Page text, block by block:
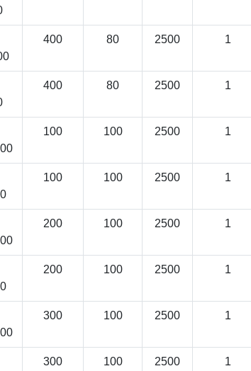
400 80 2500 1
400 80 2500 1
100 100 2500 1
100 100 2500 1
200 100 2500 1
200 100 2500 1
300 100 2500 1
300 100 2500 1